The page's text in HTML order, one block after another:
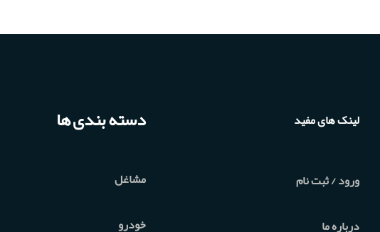
لینک های مفید
ورود / ثبت نام
درباره ما
دسته بندی ها
مشاغل
خودرو